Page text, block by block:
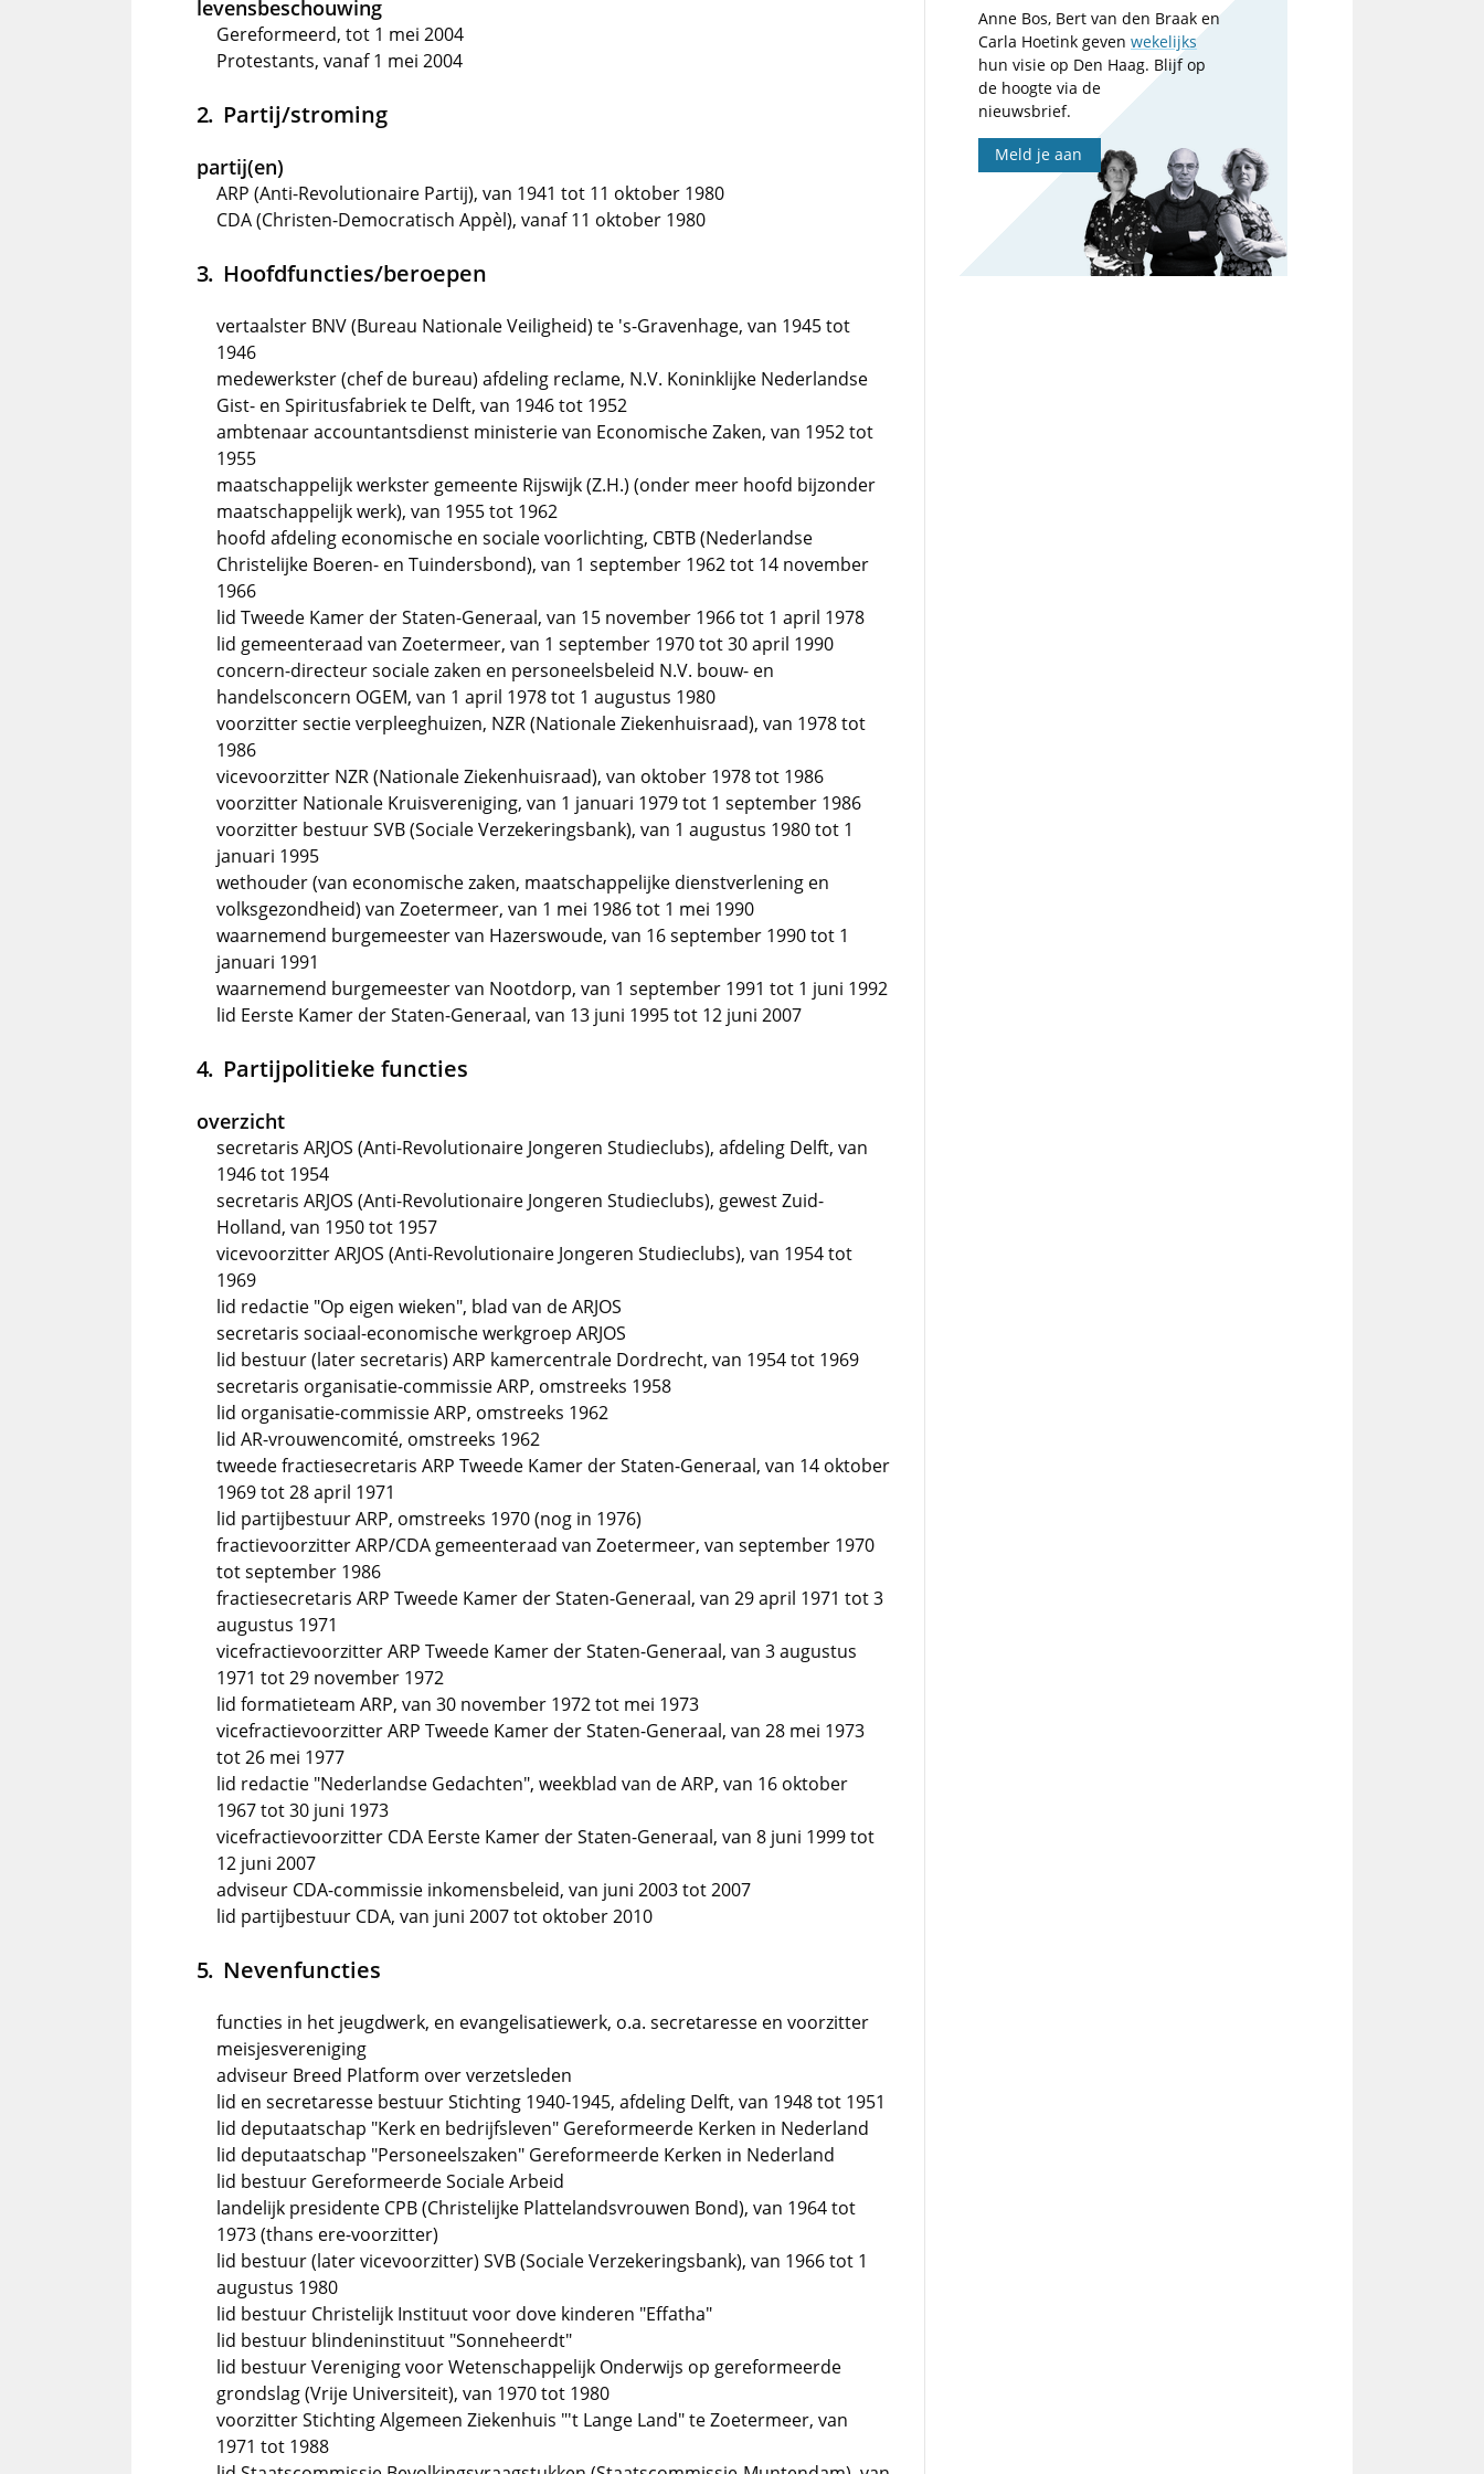
levensbeschouwing
Gereformeerd, tot 1 mei 2004
Protestants, vanaf 1 mei 2004
Partij/stroming
partij(en)
ARP (Anti-Revolutionaire Partij), van 1941 tot 11 oktober 1980
CDA (Christen-Democratisch Appèl), vanaf 11 oktober 1980
Hoofdfuncties/beroepen
vertaalster BNV (Bureau Nationale Veiligheid) te 's-Gravenhage, van 1945 tot
1946
medewerkster (chef de bureau) afdeling reclame, N.V. Koninklijke Nederlandse
Gist- en Spiritusfabriek te Delft, van 1946 tot 1952
ambtenaar accountantsdienst ministerie van Economische Zaken, van 1952 tot
1955
maatschappelijk werkster gemeente Rijswijk (Z.H.) (onder meer hoofd bijzonder
maatschappelijk werk), van 1955 tot 1962
hoofd afdeling economische en sociale voorlichting, CBTB (Nederlandse
Christelijke Boeren- en Tuindersbond), van 1 september 1962 tot 14 november
1966
lid Tweede Kamer der Staten-Generaal, van 15 november 1966 tot 1 april 1978
lid gemeenteraad van Zoetermeer, van 1 september 1970 tot 30 april 1990
concern-directeur sociale zaken en personeelsbeleid N.V. bouw- en
handelsconcern OGEM, van 1 april 1978 tot 1 augustus 1980
voorzitter sectie verpleeghuizen, NZR (Nationale Ziekenhuisraad), van 1978 tot
1986
vicevoorzitter NZR (Nationale Ziekenhuisraad), van oktober 1978 tot 1986
voorzitter Nationale Kruisvereniging, van 1 januari 1979 tot 1 september 1986
voorzitter bestuur SVB (Sociale Verzekeringsbank), van 1 augustus 1980 tot 1
januari 1995
wethouder (van economische zaken, maatschappelijke dienstverlening en
volksgezondheid) van Zoetermeer, van 1 mei 1986 tot 1 mei 1990
waarnemend burgemeester van Hazerswoude, van 16 september 1990 tot 1
januari 1991
waarnemend burgemeester van Nootdorp, van 1 september 1991 tot 1 juni 1992
lid Eerste Kamer der Staten-Generaal, van 13 juni 1995 tot 12 juni 2007
Partijpolitieke functies
overzicht
secretaris ARJOS (Anti-Revolutionaire Jongeren Studieclubs), afdeling Delft, van
1946 tot 1954
secretaris ARJOS (Anti-Revolutionaire Jongeren Studieclubs), gewest Zuid-
Holland, van 1950 tot 1957
vicevoorzitter ARJOS (Anti-Revolutionaire Jongeren Studieclubs), van 1954 tot
1969
lid redactie "Op eigen wieken", blad van de ARJOS
secretaris sociaal-economische werkgroep ARJOS
lid bestuur (later secretaris) ARP kamercentrale Dordrecht, van 1954 tot 1969
secretaris organisatie-commissie ARP, omstreeks 1958
lid organisatie-commissie ARP, omstreeks 1962
lid AR-vrouwencomité, omstreeks 1962
tweede fractiesecretaris ARP Tweede Kamer der Staten-Generaal, van 14 oktober
1969 tot 28 april 1971
lid partijbestuur ARP, omstreeks 1970 (nog in 1976)
fractievoorzitter ARP/CDA gemeenteraad van Zoetermeer, van september 1970
tot september 1986
fractiesecretaris ARP Tweede Kamer der Staten-Generaal, van 29 april 1971 tot 3
augustus 1971
vicefractievoorzitter ARP Tweede Kamer der Staten-Generaal, van 3 augustus
1971 tot 29 november 1972
lid formatieteam ARP, van 30 november 1972 tot mei 1973
vicefractievoorzitter ARP Tweede Kamer der Staten-Generaal, van 28 mei 1973
tot 26 mei 1977
lid redactie "Nederlandse Gedachten", weekblad van de ARP, van 16 oktober
1967 tot 30 juni 1973
vicefractievoorzitter CDA Eerste Kamer der Staten-Generaal, van 8 juni 1999 tot
12 juni 2007
adviseur CDA-commissie inkomensbeleid, van juni 2003 tot 2007
lid partijbestuur CDA, van juni 2007 tot oktober 2010
Nevenfuncties
functies in het jeugdwerk, en evangelisatiewerk, o.a. secretaresse en voorzitter
meisjesvereniging
adviseur Breed Platform over verzetsleden
lid en secretaresse bestuur Stichting 1940-1945, afdeling Delft, van 1948 tot 1951
lid deputaatschap "Kerk en bedrijfsleven" Gereformeerde Kerken in Nederland
lid deputaatschap "Personeelszaken" Gereformeerde Kerken in Nederland
lid bestuur Gereformeerde Sociale Arbeid
landelijk presidente CPB (Christelijke Plattelandsvrouwen Bond), van 1964 tot
1973 (thans ere-voorzitter)
lid bestuur (later vicevoorzitter) SVB (Sociale Verzekeringsbank), van 1966 tot 1
augustus 1980
lid bestuur Christelijk Instituut voor dove kinderen "Effatha"
lid bestuur blindeninstituut "Sonneheerdt"
lid bestuur Vereniging voor Wetenschappelijk Onderwijs op gereformeerde
grondslag (Vrije Universiteit), van 1970 tot 1980
voorzitter Stichting Algemeen Ziekenhuis "'t Lange Land" te Zoetermeer, van
1971 tot 1988
Anne Bos, Bert van den Braak en
Carla Hoetink gevenwekelijks
hun visie op Den Haag. Blijf op
de hoogte via de
nieuwsbrief.
Meld je aan